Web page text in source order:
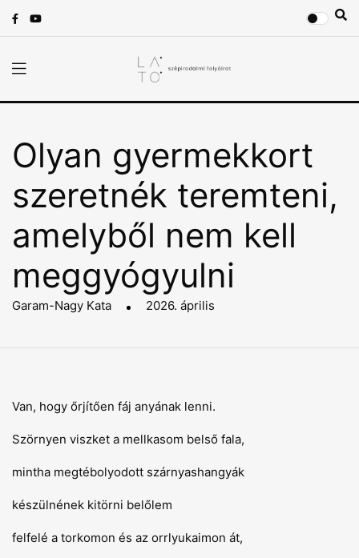
Olyan gyermekkort
szeretnék teremteni,
amelyből nem kell
meggyógyulni
Garam-Nagy Kata 2026. április
Van, hogy őrjítően fáj anyának lenni.
Szörnyen viszket a mellkasom belső fala,
mintha megtébolyodott szárnyashangyák
készülnének kitörni belőlem
felfelé a torkomon és az orrlyukaimon át,